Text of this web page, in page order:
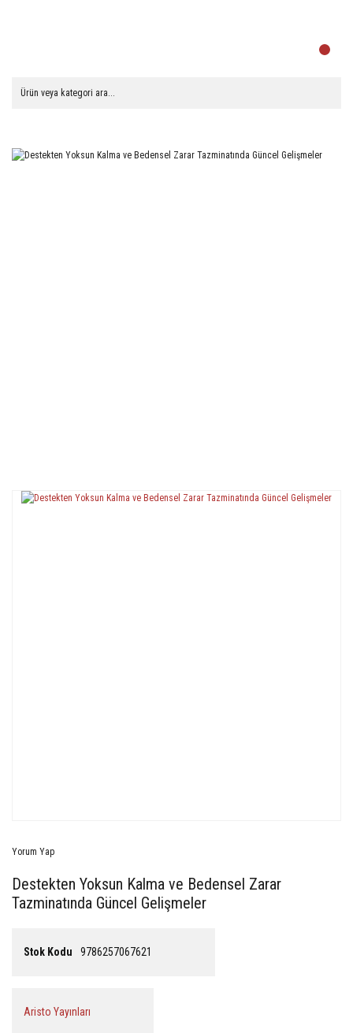
Yorum Yap
Destekten Yoksun Kalma ve Bedensel Zarar
Tazminatında Güncel Gelişmeler
Stok Kodu 9786257067621
Aristo Yayınları